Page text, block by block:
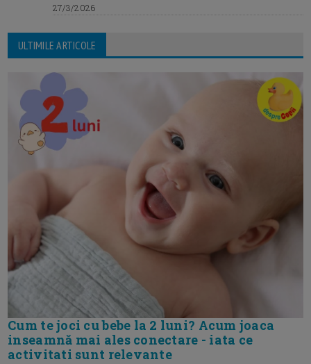
27/3/2026
ULTIMILE ARTICOLE
Cum te joci cu bebe la 2 luni? Acum joaca
inseamnă mai ales conectare - iata ce
activitati sunt relevante